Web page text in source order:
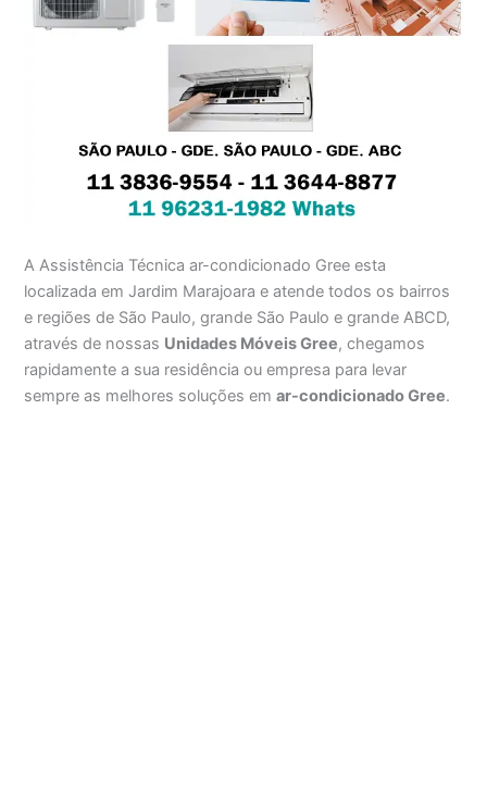
A Assistência Técnica ar-condicionado Gree esta
localizada em Jardim Marajoara e atende todos os bairros
e regiões de São Paulo, grande São Paulo e grande ABCD,
através de nossas Unidades Móveis Gree, chegamos
rapidamente a sua residência ou empresa para levar
sempre as melhores soluções emar-condicionado Gree.